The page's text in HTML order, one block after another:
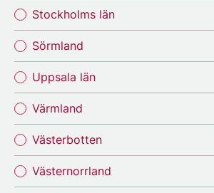
Stockholms län
Sörmland
Uppsala län
Värmland
Västerbotten
Västernorrland